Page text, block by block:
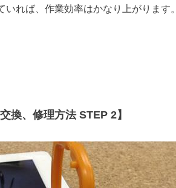
れば、作業効率はかなり上がります。
換、修理方法 STEP 2】